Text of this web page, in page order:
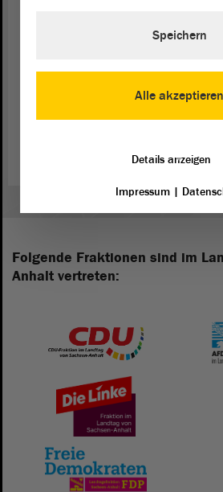
Zurück zur Landtagssitzung
Folgende Fraktionen sind im
Anhalt vertreten:
Alle akzeptieren
Speichern
Details anzeigen
Impressum|